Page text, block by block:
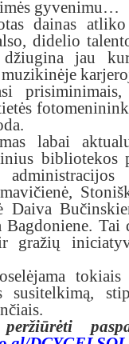
gyvenimu…
dainas atliko
didelio
džiugina jau
prisiminimais,
labai
bibliotekos
Daiva
Bagdoniene. Tai
gražių
susitelkimą,